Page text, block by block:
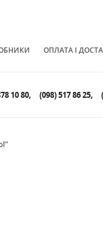
ОПЛАТА І
10 80 (098) 517 86 25